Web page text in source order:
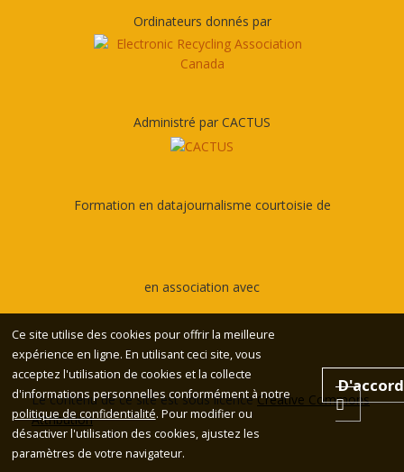
Ordinateurs donnés par
Administré par CACTUS
Formation en datajournalisme courtoisie de
en association avec
Le contenu de ce site est sous licenceCreative Commons
Attribution
Ce site utilise des cookies pour offrir la meilleure
expérience en ligne. En utilisant ceci site, vous
acceptez l'utilisation de cookies et la collecte
d'informations personnelles conformément à notre
politique de confidentialité. Pour modifier ou
désactiver l'utilisation des cookies, ajustez les
paramètres de votre navigateur.
D'accord